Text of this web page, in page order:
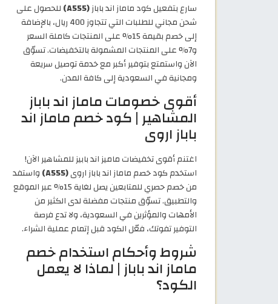
سارع بتفعيل كود ماماز اند باباز(A555)
للحصول على
شحن مجاني للطلبات التي تتجاوز 400 ريال، بالإضافة
إلى خصم بقيمة 15% على المنتجات كاملة السعر
و7% على المنتجات المشمولة بالتخفيضات. تسوّق
الآن واستمتع بتوفير أكبر مع خدمة توصيل سريعة
ومجانية في السعودية إلى كافة المدن.
أقوى خصومات ماماز اند باباز
المشاهير | كود خصم ماماز اند
باباز اروى
اغتنم أقوى تخفيضات ماميز اند بابيز للمشاهير الآن!
استخدم كود خصم ماماز اند باباز اروى(A555)
واستفد
من خصم حصري للمتابعين يصل لغاية 15% عبر الموقع
والتطبيق. تسوّق منتجات مفضلة لدى الكثير من
الأمهات والمؤثرين في السعودية، ولا تدع فرصة
التوفير تفوتك، فعّل الكود قبل إتمام عملية الشراء.
شروط وأحكام استخدام خصم
ماماز اند باباز | لماذا لا يعمل
الكود؟